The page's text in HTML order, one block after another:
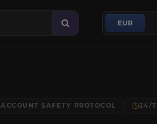
EUR
ACCOUNT SAFETY PROTOCOL 24/7